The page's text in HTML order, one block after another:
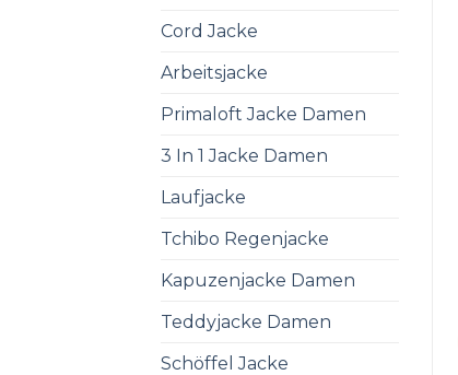
Cord Jacke
Arbeitsjacke
Primaloft Jacke Damen
3 In 1 Jacke Damen
Laufjacke
Tchibo Regenjacke
Kapuzenjacke Damen
Teddyjacke Damen
Schöffel Jacke